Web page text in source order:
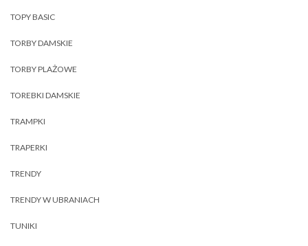
TOPY BASIC
TORBY DAMSKIE
TORBY PLAŻOWE
TOREBKI DAMSKIE
TRAMPKI
TRAPERKI
TRENDY
TRENDY W UBRANIACH
TUNIKI